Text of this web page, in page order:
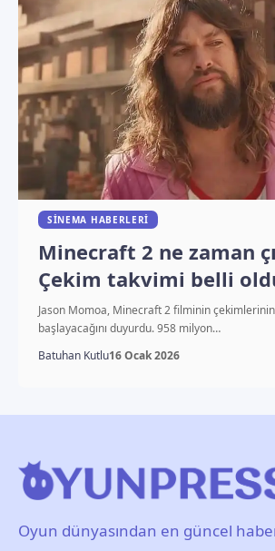
SINEMA HABERLERI
Minecraft 2 ne zaman
Çekim takvimi belli
Jason Momoa, Minecraft 2 filminin
başlayacağını duyurdu. 958 milyon…
Batuhan Kutlu16 Ocak 2026
Oyun dünyasından en güncel